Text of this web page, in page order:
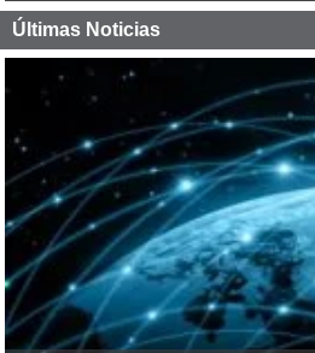
Últimas Noticias